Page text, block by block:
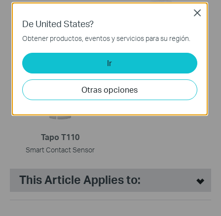
Hub Inteligente con Timbre
Tapo T110
Smart Contact Sensor
LOS MÁS VENDIDOS
This Article Applies to:
De United States?
Obtener productos, eventos y servicios para su región.
Ir
Otras opciones
Close